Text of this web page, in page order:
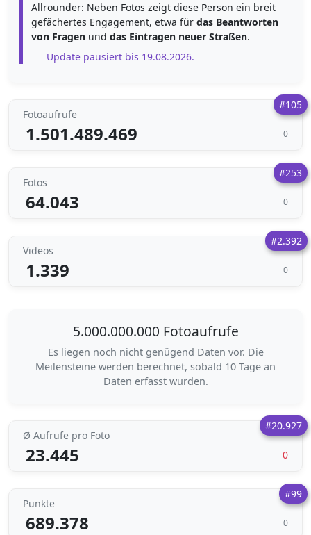
Allrounder: Neben Fotos zeigt diese Person ein breit
gefächertes Engagement, etwa für das Beantworten
von Fragen und das Eintragen neuer Straßen.
Update pausiert bis 19.08.2026.
#105
Fotoaufrufe
1.501.489.469 0
#253
Fotos
64.043 0
#2.392
Videos
1.339 0
5.000.000.000 Fotoaufrufe
Es liegen noch nicht genügend Daten vor. Die
Meilensteine werden berechnet, sobald 10 Tage an
Daten erfasst wurden.
#20.927
Ø Aufrufe pro Foto
23.445 0
#99
Punkte
689.378 0